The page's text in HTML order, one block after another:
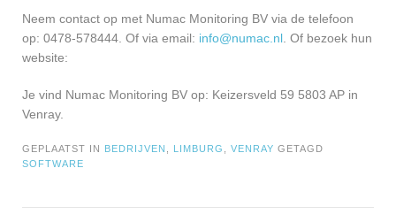
Neem contact op met Numac Monitoring BV via de telefoon
op: 0478-578444. Of via email: info@numac.nl. Of bezoek hun
website:
Je vind Numac Monitoring BV op: Keizersveld 59 5803 AP in
Venray.
GEPLAATST IN BEDRIJVEN , LIMBURG , VENRAY GETAGD
SOFTWARE